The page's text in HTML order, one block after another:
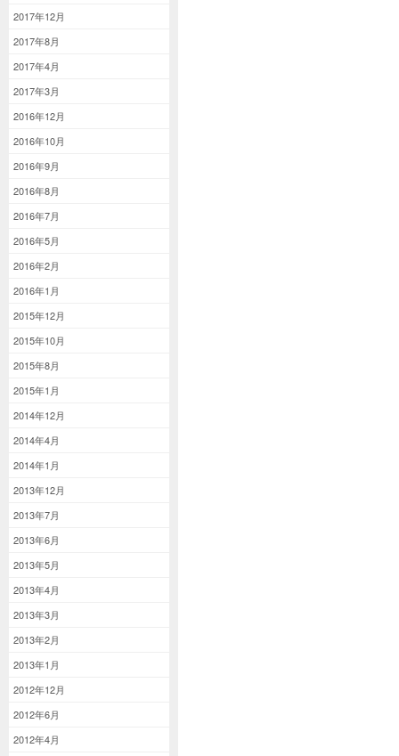
2017年12月
2017年8月
2017年4月
2017年3月
2016年12月
2016年10月
2016年9月
2016年8月
2016年7月
2016年5月
2016年2月
2016年1月
2015年12月
2015年10月
2015年8月
2015年1月
2014年12月
2014年4月
2014年1月
2013年12月
2013年7月
2013年6月
2013年5月
2013年4月
2013年3月
2013年2月
2013年1月
2012年12月
2012年6月
2012年4月